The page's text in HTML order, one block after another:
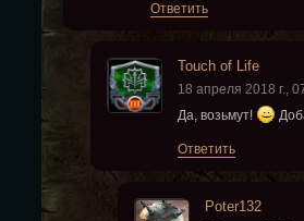
Ответить
Touch of Life
18 апреля 2018 г.,
Да, возьмут!
Ответить
Poter132